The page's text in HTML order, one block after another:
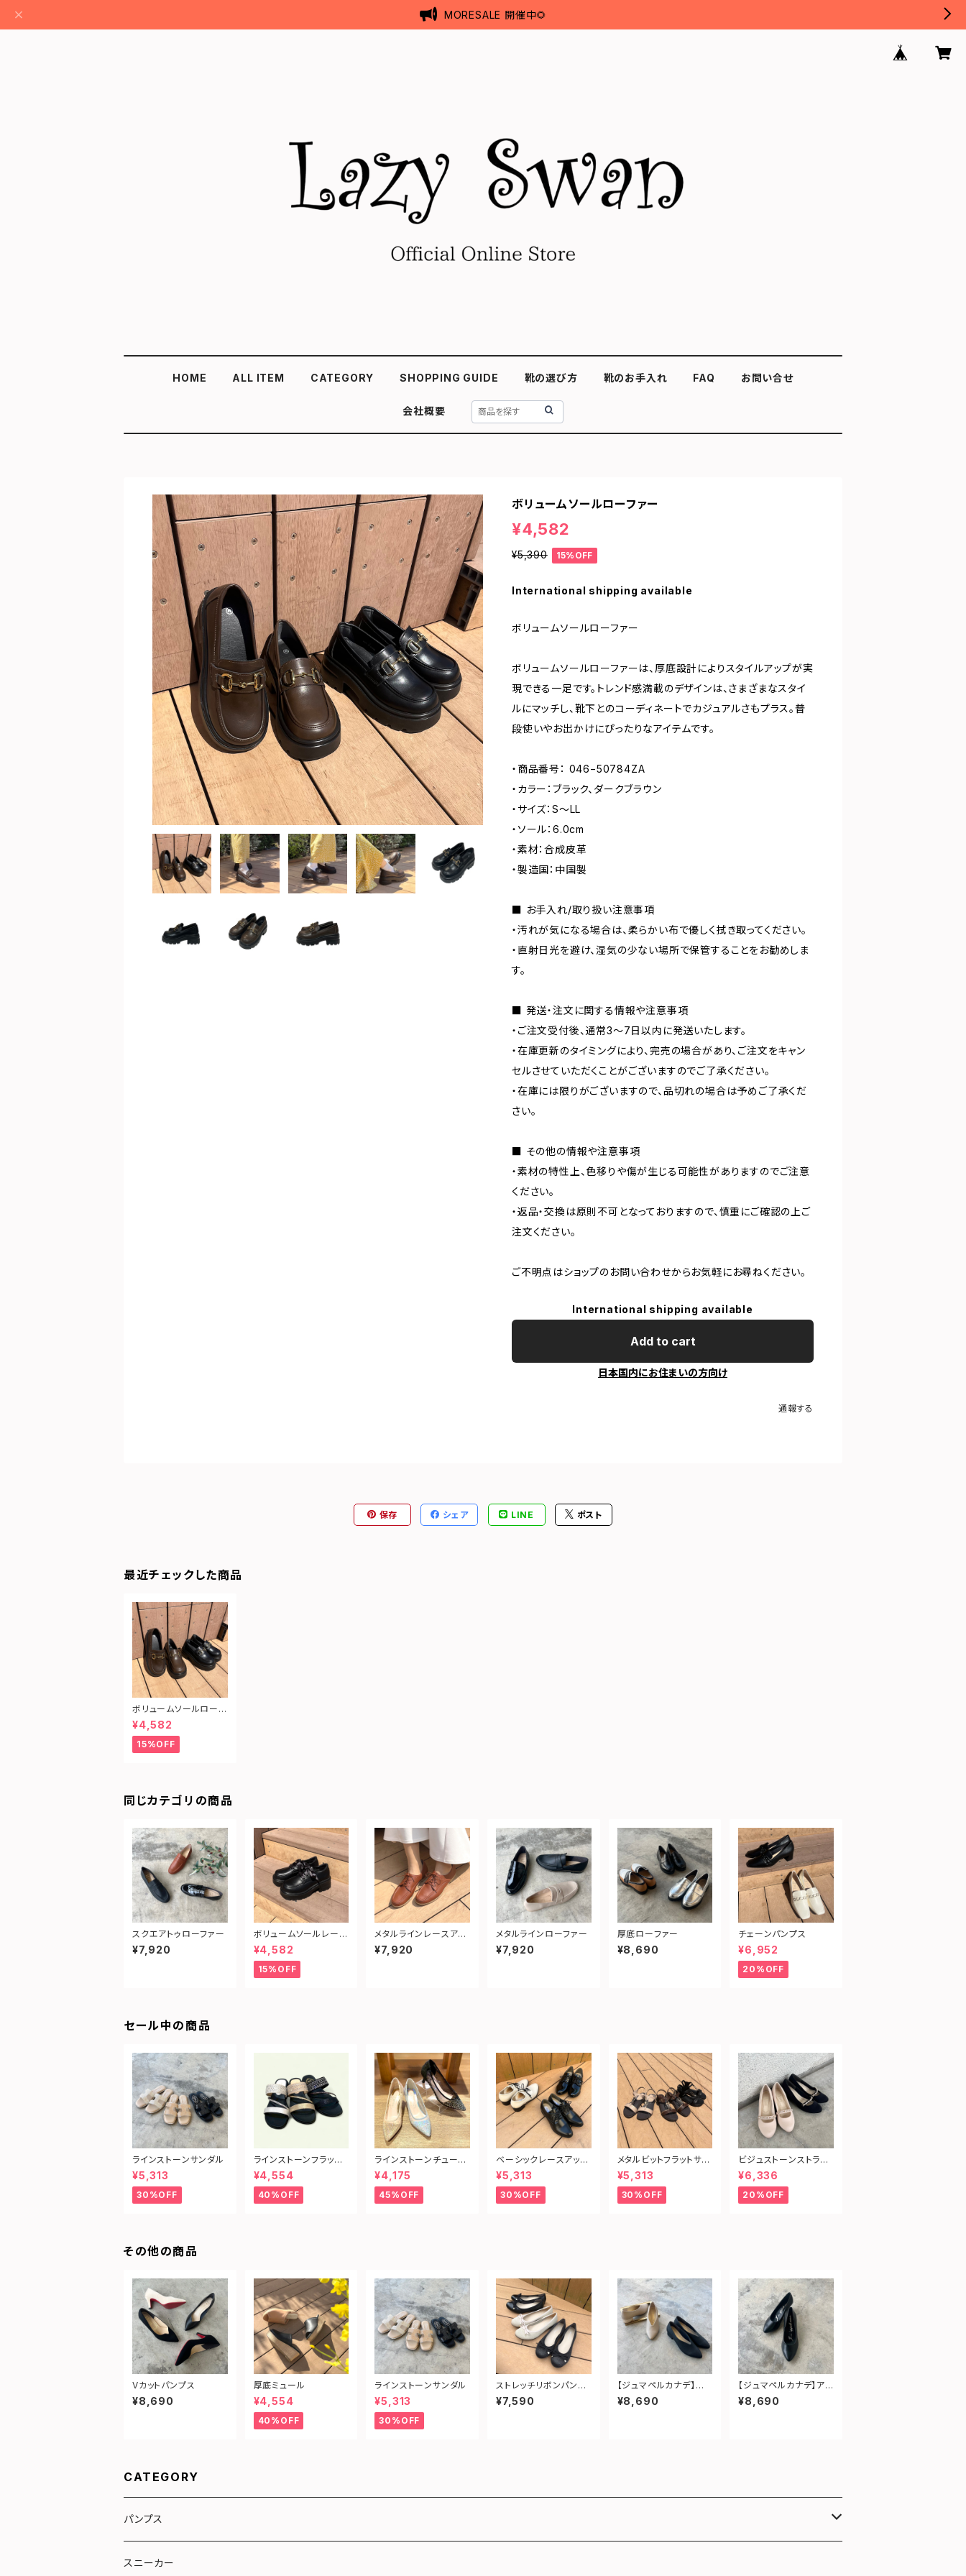
MORESALE 開催中🌻
HOME ALL ITEM CATEGORY SHOPPING GUIDE 靴の選び方 靴のお手入れ FAQ お問い合せ
会社概要
ボリュームソールローファー
¥4,582
¥5,390 15%OFF
International shipping available
ボリュームソールローファー
ボリュームソールローファーは、厚底設計によりスタイルアップが実
現できる一足です。トレンド感満載のデザインは、さまざまなスタイ
ルにマッチし、靴下とのコーディネートでカジュアルさもプラス。普
段使いやお出かけにぴったりなアイテムです。
・商品番号： 046−50784ZA
・カラー：ブラック、ダークブラウン
・サイズ：S〜LL
・ソール：6.0cm
・素材：合成皮革
・製造国：中国製
■ お手入れ/取り扱い注意事項
・汚れが気になる場合は、柔らかい布で優しく拭き取ってください。
・直射日光を避け、湿気の少ない場所で保管することをお勧めしま
す。
■ 発送・注文に関する情報や注意事項
・ご注文受付後、通常3〜7日以内に発送いたします。
・在庫更新のタイミングにより、完売の場合があり、ご注文をキャン
セルさせていただくことがございますのでご了承ください。
・在庫には限りがございますので、品切れの場合は予めご了承くだ
さい。
■ その他の情報や注意事項
・素材の特性上、色移りや傷が生じる可能性がありますのでご注意
ください。
・返品・交換は原則不可となっておりますので、慎重にご確認の上ご
注文ください。
ご不明点はショップのお問い合わせからお気軽にお尋ねください。
International shipping available
Add to cart
日本国内にお住まいの方向け
通報する
保存 シェア LINE ポスト
最近チェックした商品
ボリュームソールローフ
ァー
¥4,582
15%OFF
同じカテゴリの商品
スクエアトゥローファー
¥7,920
ボリュームソールレース
アップシューズ
¥4,582
15%OFF
メタルラインレースアッ
プシューズ
¥7,920
メタルラインローファー
¥7,920
厚底ローファー
¥8,690
チェーンパンプス
¥6,952
20%OFF
セール中の商品
ラインストーンサンダル
¥5,313
30%OFF
ラインストーンフラット
サンダル
¥4,554
40%OFF
ラインストーンチュール
ヒールパンプス
¥4,175
45%OFF
ベーシックレースアップ
シューズ
¥5,313
30%OFF
メタルビットフラットサン
ダル
¥5,313
30%OFF
ビジュストーンストラッ
プパンプス
¥6,336
20%OFF
その他の商品
Vカットパンプス
¥8,690
厚底ミュール
¥4,554
40%OFF
ラインストーンサンダル
¥5,313
30%OFF
ストレッチリボンパンプ
ス
¥7,590
【ジュマペルカナデ】甲
深Vカットパンプス
¥8,690
【ジュマペルカナデ】ア
ーモンドトゥフォーマル
パンプス
¥8,690
CATEGORY
パンプス
リボン
スニーカー